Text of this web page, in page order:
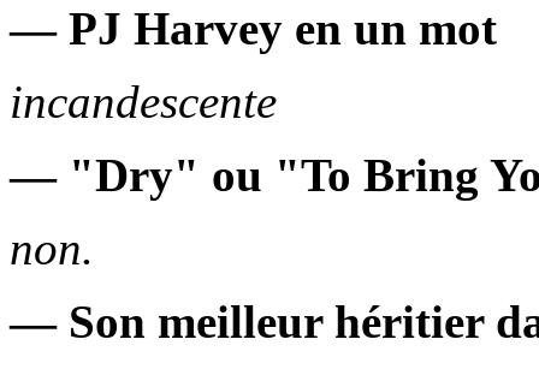
— PJ Harvey en un mot
incandescente
— "Dry" ou "To Bring
non.
— Son meilleur héritier